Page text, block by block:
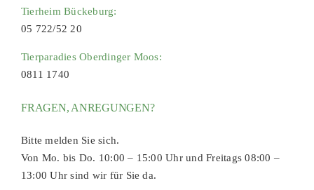
Tierheim Bückeburg:
05 722/52 20
Tierparadies Oberdinger Moos:
0811 1740
FRAGEN, ANREGUNGEN?
Bitte melden Sie sich.
Von Mo. bis Do. 10:00 – 15:00 Uhr und Freitags 08:00 –
13:00 Uhr sind wir für Sie da.